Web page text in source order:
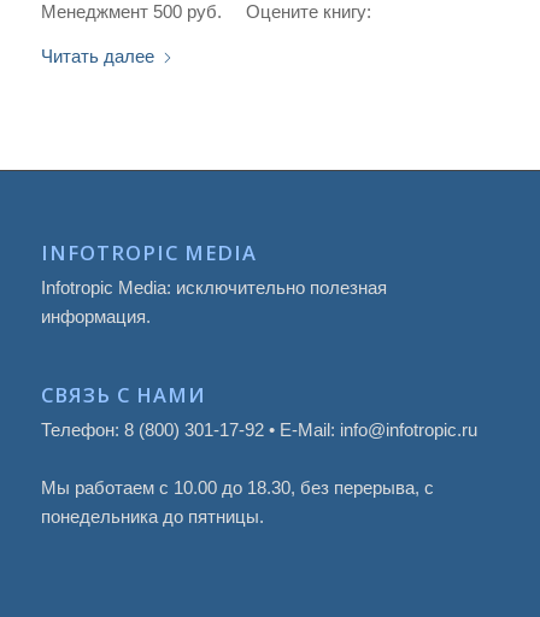
Менеджмент 500 руб. Оцените книгу:
Читать далее
INFOTROPIC MEDIA
Infotropic Media: исключительно полезная
информация.
СВЯЗЬ С НАМИ
Телефон: 8 (800) 301-17-92 • E-Mail: info@infotropic.ru
Мы работаем с 10.00 до 18.30, без перерыва, с
понедельника до пятницы.